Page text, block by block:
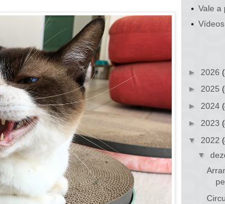
Vale a
Vídeos
► 2026
► 2025
► 2024
► 2023
▼ 2022
▼